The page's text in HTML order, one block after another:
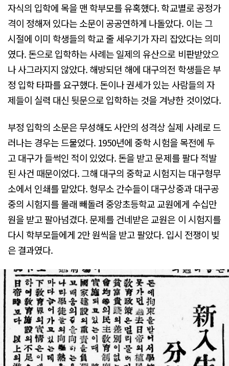
자식의 입학에 목을 맨 학부모를 유혹했다. 학교별로 공정가
격이 정해져 있다는 소문이 공공연하게 나돌았다. 이는 그
시절에 이미 학생들의 학교 줄 세우기가 자리 잡았다는 의미
였다. 돈으로 입학하는 사례는 일제의 유산으로 비판받았으
나 사그라지지 않았다. 해방되던 해에 대구의전 학생들은 부
정 입학 타파를 요구했다. 돈이나 권세가 있는 사람들의 자
제들이 실력 대신 뒷문으로 입학하는 것을 겨냥한 것이었다.
부정 입학의 소문은 무성해도 사안의 성격상 실제 사례로 드
러나는 경우는 드물었다. 1950년에 중학 시험을 목전에 두
고 대구가 들썩인 적이 있었다. 돈을 받고 문제를 팔다 적발
된 사건 때문이었다. 그해 대구의 중학교 시험지는 대구형무
소에서 인쇄를 맡았다. 형무소 간수들이 대구상중과 대구공
중의 시험지를 몰래 빼돌려 중앙초등학교 교원에게 수십만
원을 받고 팔아넘겼다. 문제를 건네받은 교원은 이 시험지를
다시 학부모들에게 2만 원씩을 받고 팔았다. 입시 전쟁이 빚
은 결과였다.